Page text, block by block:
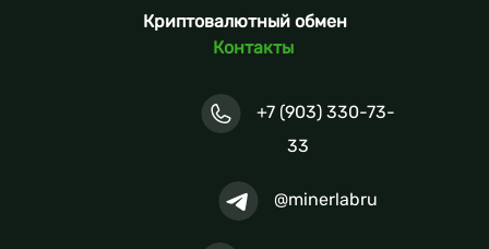
Криптовалютный обмен
Контакты
+7 (903) 330-73-
33
@minerlabru